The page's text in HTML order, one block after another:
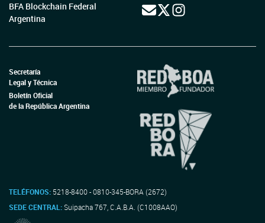
BFA Blockchain Federal
Argentina
Secretaría
Legal y Técnica
Boletín Oficial
de la República Argentina
TELÉFONOS: 5218-8400 - 0810-345-BORA (2672)
SEDE CENTRAL:Suipacha 767, C.A.B.A. (C1008AAO)